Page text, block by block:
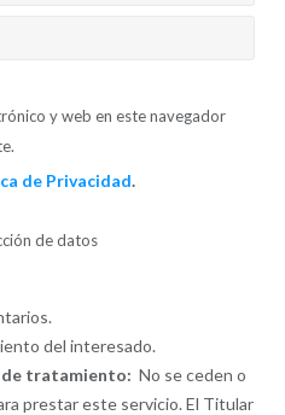
y web en este navegador
de Privacidad.
de datos
del interesado.
de tratamiento: No se ceden o
prestar este servicio. El Titular